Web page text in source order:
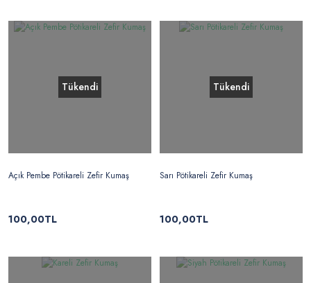
Tükendi
Açık Pembe Pötikareli Zefir Kumaş
100,00TL
Tükendi
Sarı Pötikareli Zefir Kumaş
100,00TL